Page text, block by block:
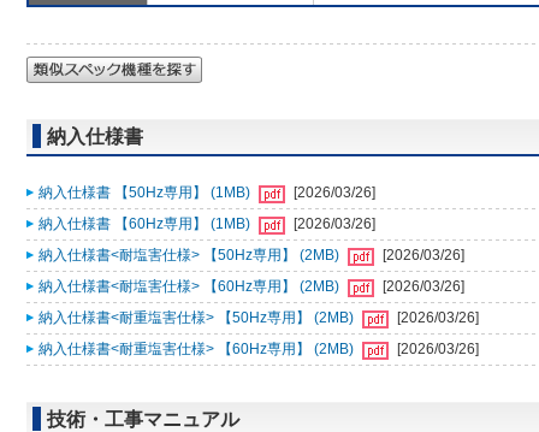
納入仕様書
納入仕様書 【50Hz専用】 (1MB)
[2026/03/26]
納入仕様書 【60Hz専用】 (1MB)
[2026/03/26]
納入仕様書<耐塩害仕様> 【50Hz専用】 (2MB)
[2026/03/26]
納入仕様書<耐塩害仕様> 【60Hz専用】 (2MB)
[2026/03/26]
納入仕様書<耐重塩害仕様> 【50Hz専用】 (2MB)
[2026/03/26]
納入仕様書<耐重塩害仕様> 【60Hz専用】 (2MB)
[2026/03/26]
技術・工事マニュアル